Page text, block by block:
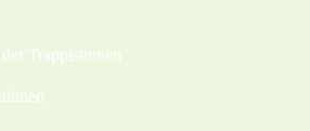
Trappistinnen